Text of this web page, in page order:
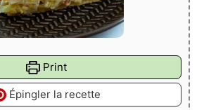
Print
Épingler la recette